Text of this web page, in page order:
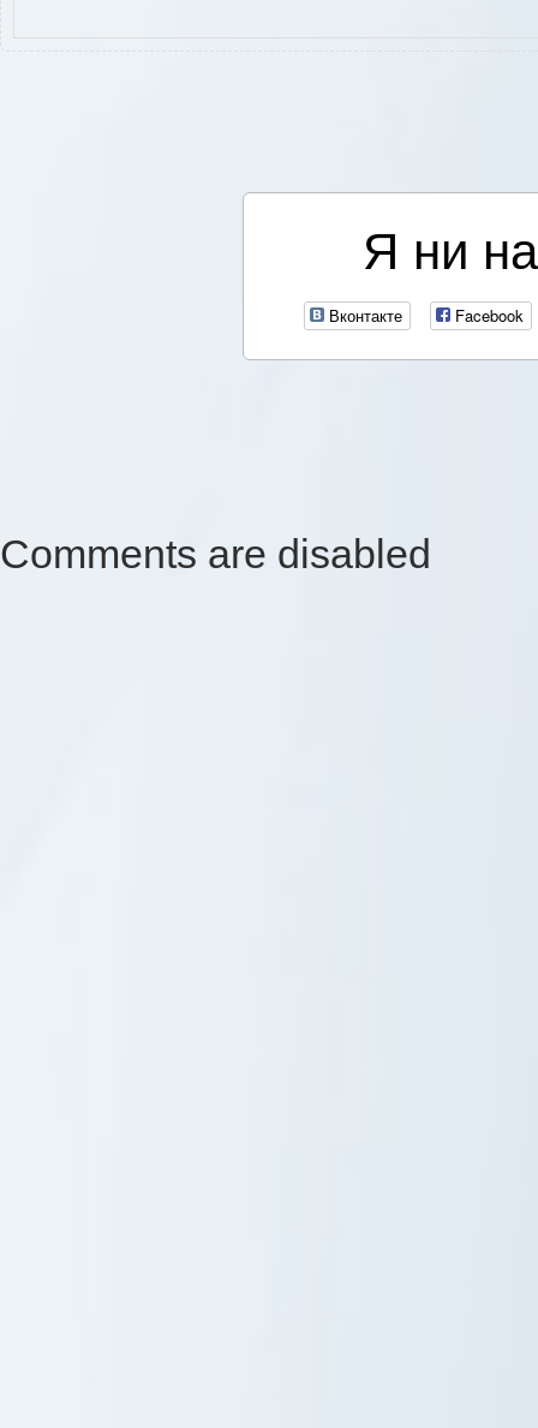
Я ни
Вконтакте Facebook
Comments are disabled